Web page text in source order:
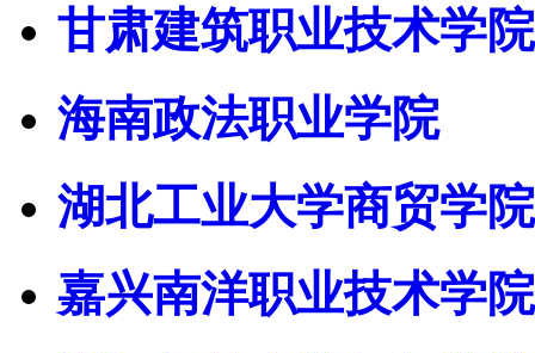
甘肃建筑职业技术学院
海南政法职业学院
湖北工业大学商贸学院
嘉兴南洋职业技术学院